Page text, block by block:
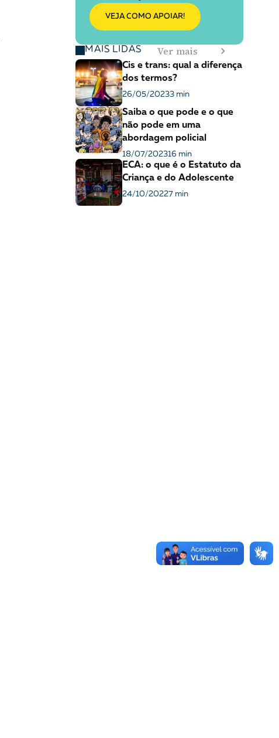
VEJA COMO APOIAR!
MAIS LIDAS Ver mais
Cis e trans: qual a diferença
dos termos?
26/05/20233 min
Saiba o que pode e o que
não pode em uma
abordagem policial
18/07/202316 min
ECA: o que é o Estatuto da
Criança e do Adolescente
24/10/20227 min